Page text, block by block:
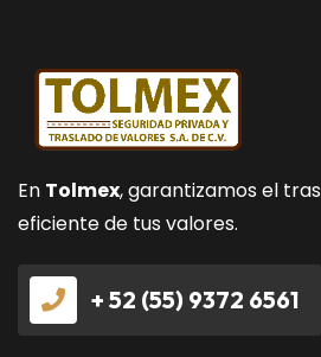
En Tolmex, garantizamos el
eficiente de tus valores.
+ 52 (55) 9372 6561